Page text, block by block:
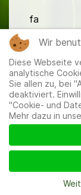
fa
Mitglieder|
Wir
Diese Webseite
analytische
Sie allen zu, bei
deaktiviert.
"Cookie- und
Mehr dazu in